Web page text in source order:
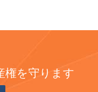
権を守ります